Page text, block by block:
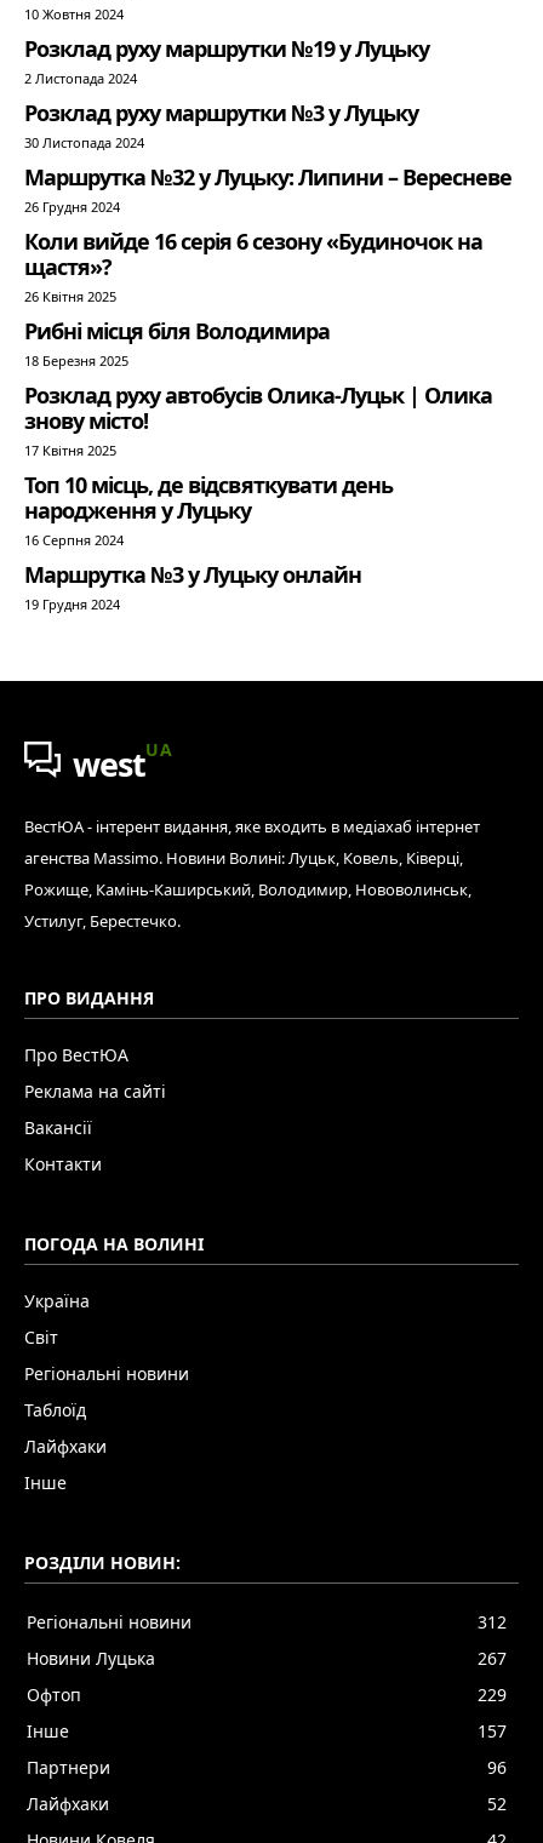
10 Жовтня 2024
Розклад руху маршрутки №19 у Луцьку
2 Листопада 2024
Розклад руху маршрутки №3 у Луцьку
30 Листопада 2024
Маршрутка №32 у Луцьку: Липини – Вересневе
26 Грудня 2024
Коли вийде 16 серія 6 сезону «Будиночок на
щастя»?
26 Квітня 2025
Рибні місця біля Володимира
18 Березня 2025
Розклад руху автобусів Олика-Луцьк | Олика
знову місто!
17 Квітня 2025
Топ 10 місць, де відсвяткувати день
народження у Луцьку
16 Серпня 2024
Маршрутка №3 у Луцьку онлайн
19 Грудня 2024
westUA
ВестЮА - інтерент видання, яке входить в медіахаб інтернет
агенства Massimo. Новини Волині: Луцьк, Ковель, Ківерці,
Рожище, Камінь-Каширський, Володимир, Нововолинськ,
Устилуг, Берестечко.
ПРО ВИДАННЯ
Про ВестЮА
Реклама на сайті
Вакансії
Контакти
ПОГОДА НА ВОЛИНІ
Україна
Світ
Регіональні новини
Таблоїд
Лайфхаки
Інше
РОЗДІЛИ НОВИН:
Регіональні новини
312
Новини Луцька
267
Офтоп
229
Інше
157
Партнери
96
Лайфхаки
52